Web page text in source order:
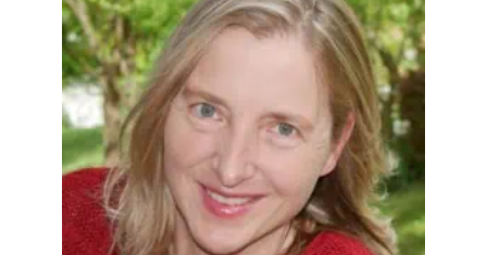
Redeangst und
Vortragsstress
bewältigen